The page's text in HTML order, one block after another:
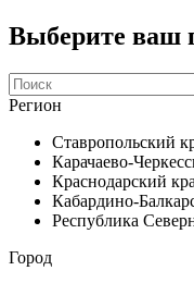
Выберите ваш
Регион
Ставропольский
Карачаево-
Краснодарский
Кабардино-
Республика
Город